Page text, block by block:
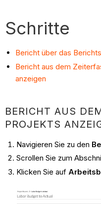
Schritte
Bericht über das
Bericht aus dem
anzeigen
BERICHT AUS
PROJEKTS
Navigieren Sie zu den
Scrollen Sie zum
Klicken Sie auf